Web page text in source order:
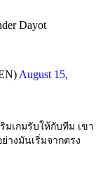
Dayot
August 15,
มเกมรับให้กับทีม เขา
างมันเริ่มจากตรง